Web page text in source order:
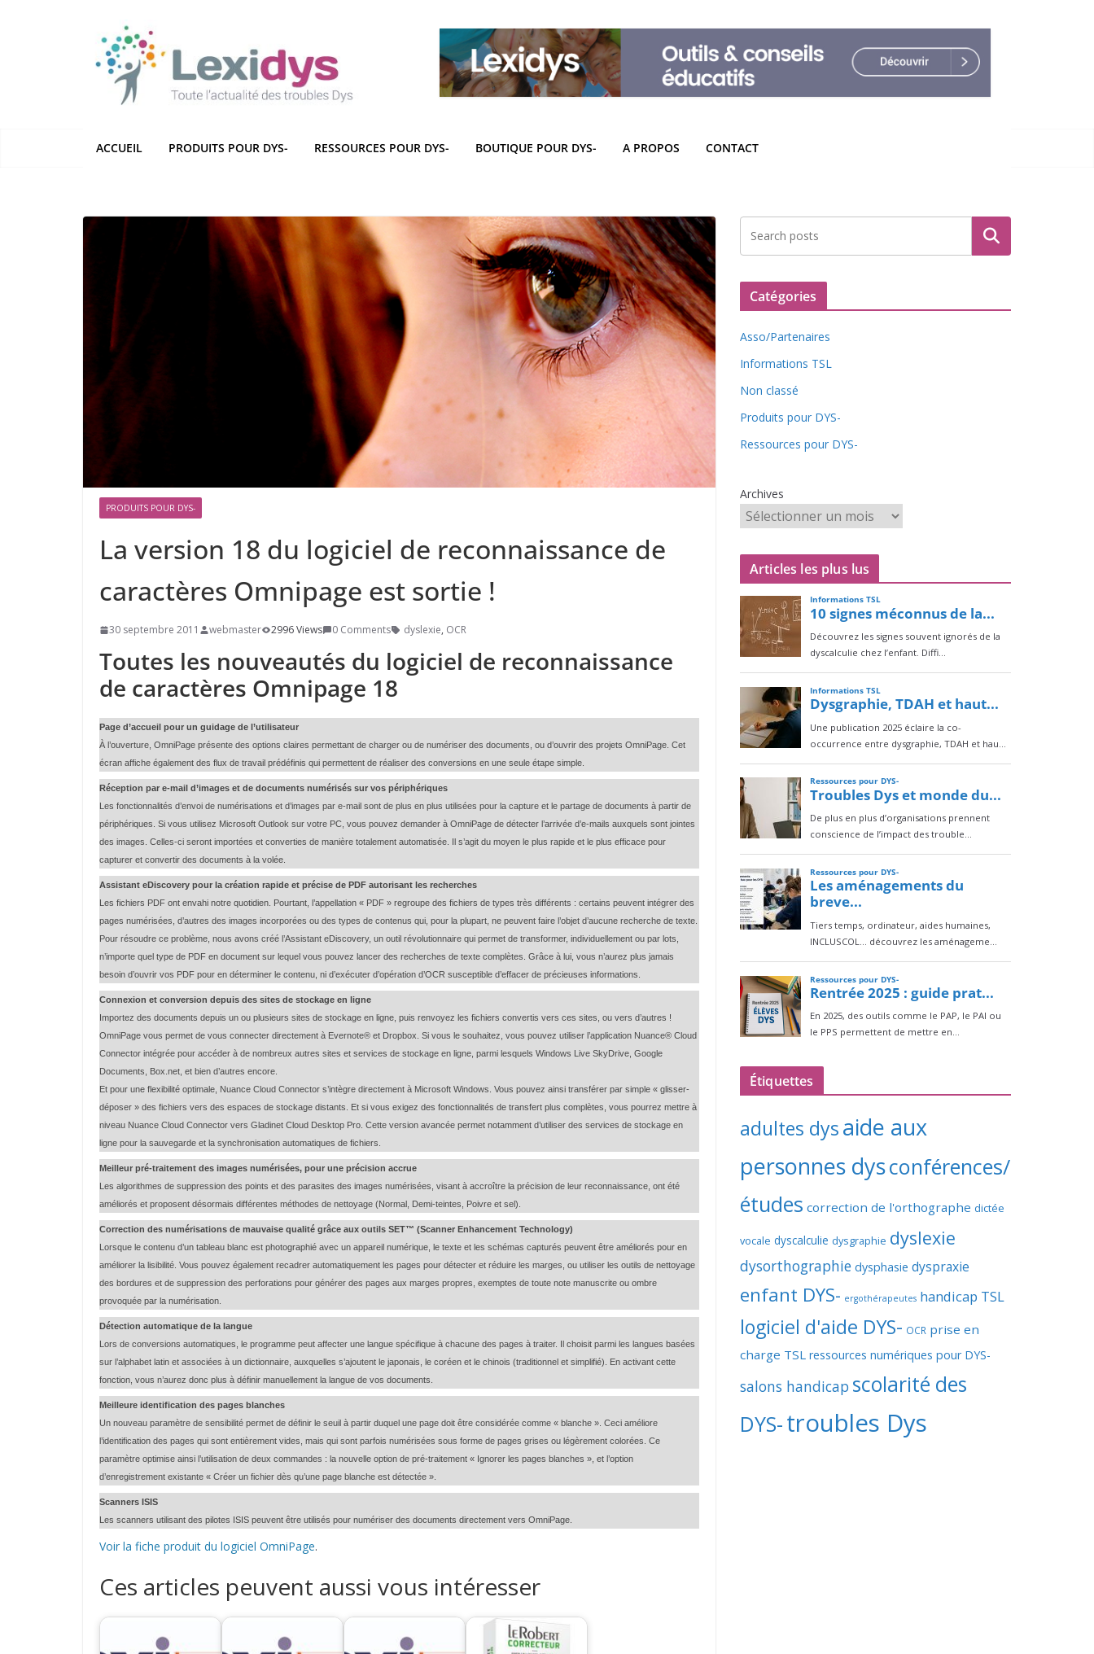
ACCUEIL PRODUITS POUR DYS- RESSOURCES POUR DYS- BOUTIQUE POUR DYS- A PROPOS CONTACT
PRODUITS POUR DYS-
La version 18 du logiciel de reconnaissance de
caractères Omnipage est sortie !
30 septembre 2011 webmaster 2996 Views 0 Comments dyslexie, OCR
Toutes les nouveautés du logiciel de reconnaissance
de caractères Omnipage 18
Page d’accueil pour un guidage de l’utilisateur
À l’ouverture, OmniPage présente des options claires permettant de charger ou de numériser des documents, ou d’ouvrir des projets OmniPage. Cet
écran affiche également des flux de travail prédéfinis qui permettent de réaliser des conversions en une seule étape simple.
Réception par e-mail d’images et de documents numérisés sur vos périphériques
Les fonctionnalités d’envoi de numérisations et d’images par e-mail sont de plus en plus utilisées pour la capture et le partage de documents à partir de
périphériques. Si vous utilisez Microsoft Outlook sur votre PC, vous pouvez demander à OmniPage de détecter l’arrivée d’e-mails auxquels sont jointes
des images. Celles-ci seront importées et converties de manière totalement automatisée. Il s’agit du moyen le plus rapide et le plus efficace pour
capturer et convertir des documents à la volée.
Assistant eDiscovery pour la création rapide et précise de PDF autorisant les recherches
Les fichiers PDF ont envahi notre quotidien. Pourtant, l’appellation « PDF » regroupe des fichiers de types très différents : certains peuvent intégrer des
pages numérisées, d’autres des images incorporées ou des types de contenus qui, pour la plupart, ne peuvent faire l’objet d’aucune recherche de texte.
Pour résoudre ce problème, nous avons créé l’Assistant eDiscovery, un outil révolutionnaire qui permet de transformer, individuellement ou par lots,
n’importe quel type de PDF en document sur lequel vous pouvez lancer des recherches de texte complètes. Grâce à lui, vous n’aurez plus jamais
besoin d’ouvrir vos PDF pour en déterminer le contenu, ni d’exécuter d’opération d’OCR susceptible d’effacer de précieuses informations.
Connexion et conversion depuis des sites de stockage en ligne
Importez des documents depuis un ou plusieurs sites de stockage en ligne, puis renvoyez les fichiers convertis vers ces sites, ou vers d’autres !
OmniPage vous permet de vous connecter directement à Evernote® et Dropbox. Si vous le souhaitez, vous pouvez utiliser l’application Nuance® Cloud
Connector intégrée pour accéder à de nombreux autres sites et services de stockage en ligne, parmi lesquels Windows Live SkyDrive, Google
Documents, Box.net, et bien d’autres encore.
Et pour une flexibilité optimale, Nuance Cloud Connector s’intègre directement à Microsoft Windows. Vous pouvez ainsi transférer par simple « glisser-
déposer » des fichiers vers des espaces de stockage distants. Et si vous exigez des fonctionnalités de transfert plus complètes, vous pourrez mettre à
niveau Nuance Cloud Connector vers Gladinet Cloud Desktop Pro. Cette version avancée permet notamment d’utiliser des services de stockage en
ligne pour la sauvegarde et la synchronisation automatiques de fichiers.
Meilleur pré-traitement des images numérisées, pour une précision accrue
Les algorithmes de suppression des points et des parasites des images numérisées, visant à accroître la précision de leur reconnaissance, ont été
améliorés et proposent désormais différentes méthodes de nettoyage (Normal, Demi-teintes, Poivre et sel).
Correction des numérisations de mauvaise qualité grâce aux outils SET™ (Scanner Enhancement Technology)
Lorsque le contenu d’un tableau blanc est photographié avec un appareil numérique, le texte et les schémas capturés peuvent être améliorés pour en
améliorer la lisibilité. Vous pouvez également recadrer automatiquement les pages pour détecter et réduire les marges, ou utiliser les outils de nettoyage
des bordures et de suppression des perforations pour générer des pages aux marges propres, exemptes de toute note manuscrite ou ombre
provoquée par la numérisation.
Détection automatique de la langue
Lors de conversions automatiques, le programme peut affecter une langue spécifique à chacune des pages à traiter. Il choisit parmi les langues basées
sur l’alphabet latin et associées à un dictionnaire, auxquelles s’ajoutent le japonais, le coréen et le chinois (traditionnel et simplifié). En activant cette
fonction, vous n’aurez donc plus à définir manuellement la langue de vos documents.
Meilleure identification des pages blanches
Un nouveau paramètre de sensibilité permet de définir le seuil à partir duquel une page doit être considérée comme « blanche ». Ceci améliore
l’identification des pages qui sont entièrement vides, mais qui sont parfois numérisées sous forme de pages grises ou légèrement colorées. Ce
paramètre optimise ainsi l’utilisation de deux commandes : la nouvelle option de pré-traitement « Ignorer les pages blanches », et l’option
d’enregistrement existante « Créer un fichier dès qu’une page blanche est détectée ».
Scanners ISIS
Les scanners utilisant des pilotes ISIS peuvent être utilisés pour numériser des documents directement vers OmniPage.
Voir la fiche produit du logiciel OmniPage.
Ces articles peuvent aussi vous intéresser
Rechercher
Catégories
Asso/Partenaires
Informations TSL
Non classé
Produits pour DYS-
Ressources pour DYS-
Archives
Articles les plus lus
Étiquettes
adultes dysaide aux
personnes dysconférences/
études correction de l'orthographe dictée
vocale dyscalculie dysgraphie dyslexie
dysorthographie dysphasie dyspraxie
enfant DYS- ergothérapeutes handicap TSL
logiciel d'aide DYS- OCR prise en
charge TSL ressources numériques pour DYS-
salons handicap scolarité des
DYS-troubles Dys